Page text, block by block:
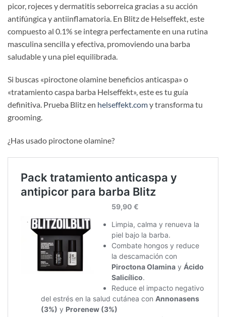
picor, rojeces y dermatitis seborreica gracias a su acción
antifúngica y antiinflamatoria. En Blitz de Helseffekt, este
compuesto al 0.1% se integra perfectamente en una rutina
masculina sencilla y efectiva, promoviendo una barba
saludable y una piel equilibrada.
Si buscas «piroctone olamine beneficios anticaspa» o
«tratamiento caspa barba Helseffekt», este es tu guía
definitiva. Prueba Blitz en helseffekt.comy transforma tu
grooming.
¿Has usado piroctone olamine?